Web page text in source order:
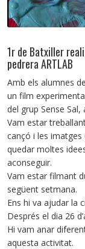
1r de Batxiller
pedrera ARTLAB
Amb els alumnes
un film
del grup Sense Sal,
Vam estar
cançó i les imatges
quedar moltes
aconseguir.
Vam estar filmant
següent setmana.
Ens hi va ajudar la
Després el dia 26
Hi vam anar
aquesta activitat.